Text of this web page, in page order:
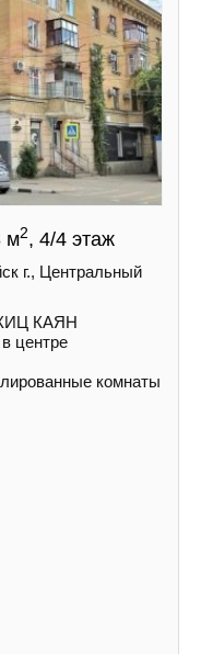
м2, 4/4 этаж
г., Центральный
ЖИЦ КАЯН
центре
комнаты